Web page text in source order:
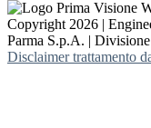
Copyright 2026 |
Parma S.p.A. |
Disclaimer trattamento